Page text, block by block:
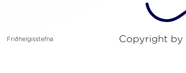
Friðhelgisstefna Copyright by